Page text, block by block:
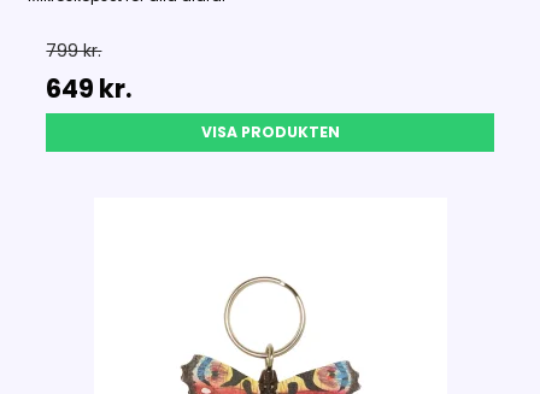
799 kr.
649 kr.
VISA PRODUKTEN